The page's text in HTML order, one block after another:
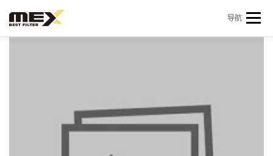
导航